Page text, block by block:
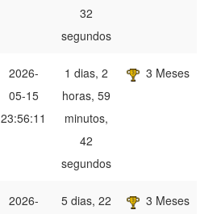
32
segundos
2026-
05-15
23:56:11
1 dias, 2
horas, 59
minutos,
42
segundos
3 Meses
2026-
5 dias, 22
3 Meses